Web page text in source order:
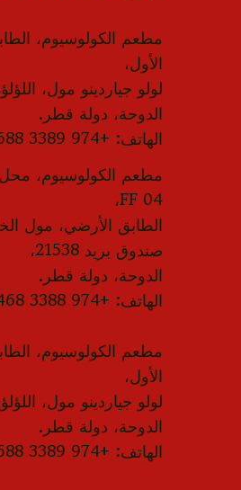
مطعم الكولوسيوم،
الأول،
لولو جياردينو مول،
الدوحة، دولة قطر.
الهاتف: +974 3389 6688
مطعم الكولوسيوم،
FF 04،
الطابق الأرضي، مول
صندوق بريد 21538،
الدوحة، دولة قطر.
الهاتف: +974 3388 4468
مطعم الكولوسيوم،
الأول،
لولو جياردينو مول،
الدوحة، دولة قطر.
الهاتف: +974 3389 6688